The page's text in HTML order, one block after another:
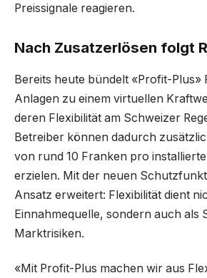
Preissignale reagieren.
Nach Zusatzerlösen folgt
Bereits heute bündelt «Profit-Plus»
Anlagen zu einem virtuellen
deren Flexibilität am Schweizer
Betreiber können dadurch
von rund 10 Franken pro
erzielen. Mit der neuen
Ansatz erweitert: Flexibilität dient
Einnahmequelle, sondern auch als
Marktrisiken.
«Mit Profit-Plus machen wir aus